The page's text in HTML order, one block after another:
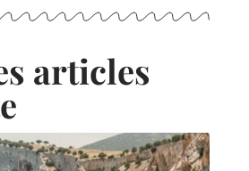
articles